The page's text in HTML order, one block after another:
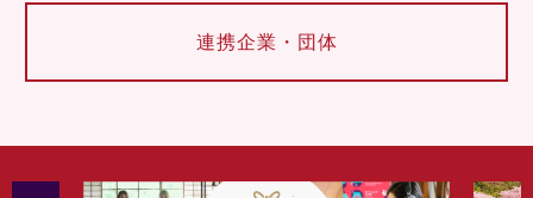
連携企業・団体